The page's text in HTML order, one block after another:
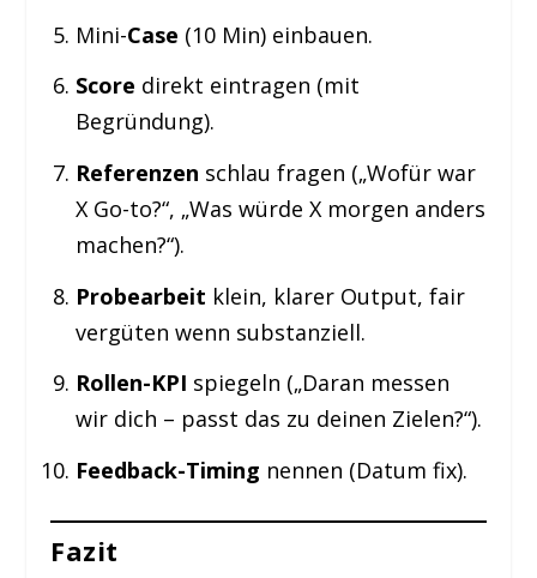
Mini-Case (10 Min) einbauen.
Score direkt eintragen (mit
Begründung).
Referenzen schlau fragen („Wofür war
X Go-to?“, „Was würde X morgen anders
machen?“).
Probearbeit klein, klarer Output, fair
vergüten wenn substanziell.
Rollen-KPI spiegeln („Daran messen
wir dich – passt das zu deinen Zielen?“).
Feedback-Timing nennen (Datum fix).
Fazit